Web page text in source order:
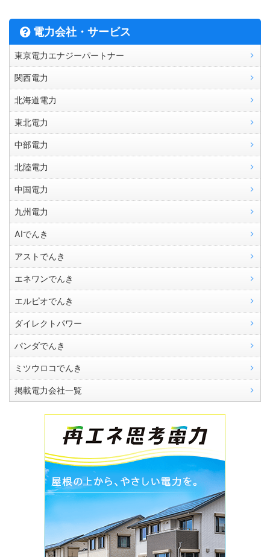
電力会社・サービス
東京電力エナジーパートナー
関西電力
北海道電力
東北電力
中部電力
北陸電力
中国電力
九州電力
AIでんき
アストでんき
エネワンでんき
エルピオでんき
ダイレクトパワー
パンダでんき
ミツウロコでんき
掲載電力会社一覧